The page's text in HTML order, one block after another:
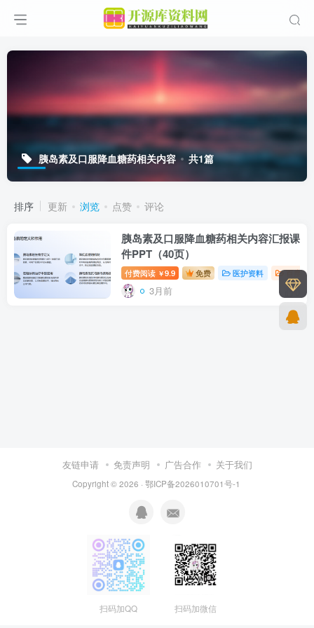
胰岛素及口服降血糖药相关内容 共1篇
排序 更新 浏览 点赞 评论
胰岛素及口服降血糖药相关内容汇报课
件PPT（40页）
付费阅读 ￥9.9 免费 医护资料 百度网
3月前 0
友链申请 免责声明 广告合作 关于我们
Copyright © 2026 · 鄂ICP备2026010701号-1
扫码加QQ 扫码加微信